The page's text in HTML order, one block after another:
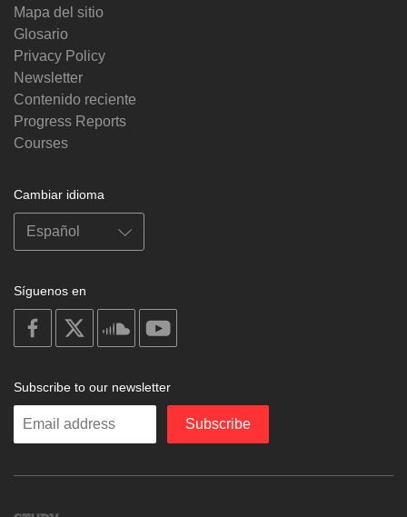
Mapa del sitio
Glosario
Privacy Policy
Newsletter
Contenido reciente
Progress Reports
Courses
Cambiar idioma
Síguenos en
on
facebook
soundcloud
Subscribe to our newsletter
Enter
Subscribe